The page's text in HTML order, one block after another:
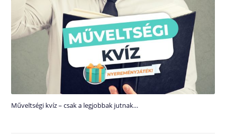
Műveltségi kvíz – csak a legjobbak jutnak…